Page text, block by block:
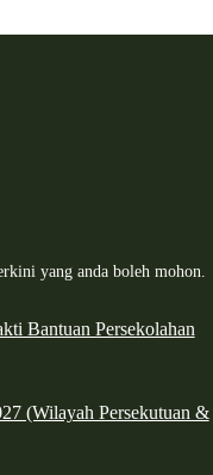
yang anda boleh mohon.
Bantuan Persekolahan
(Wilayah Persekutuan &